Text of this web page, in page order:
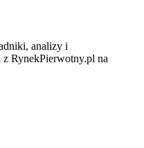
analizy i
RynekPierwotny.pl na